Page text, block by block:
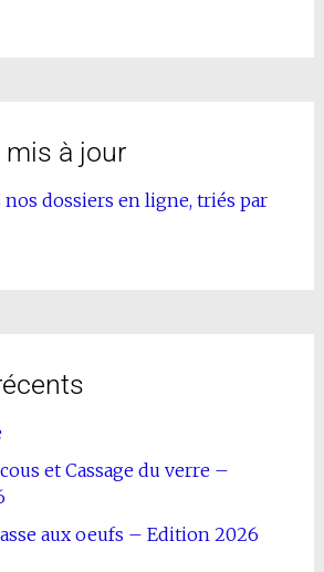
mis à jour
dossiers en ligne, triés par
et Cassage du verre –
aux oeufs – Edition 2026